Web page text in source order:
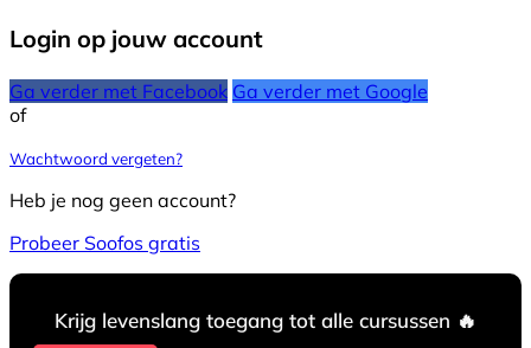
Login op jouw account
Ga verder met Facebook Ga verder met Google
of
Wachtwoord vergeten?
Heb je nog geen account?
Probeer Soofos gratis
Krijg levenslang toegang tot alle cursussen 🔥